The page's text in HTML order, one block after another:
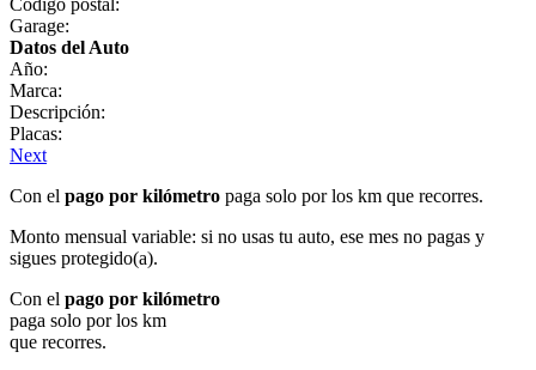
Garage:
Datos del Auto
Año:
Marca:
Descripción:
Placas:
Next
Con el pago por kilómetro paga solo por los km que recorres.
Monto mensual variable: si no usas tu auto, ese mes no pagas y
sigues protegido(a).
Con el pago por kilómetro
paga solo por los km
que recorres.